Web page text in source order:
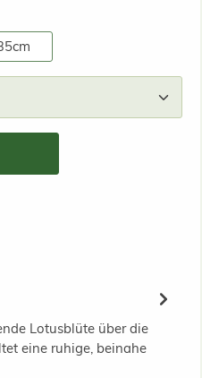
Lotusblüte über die
eine ruhige, beinahe